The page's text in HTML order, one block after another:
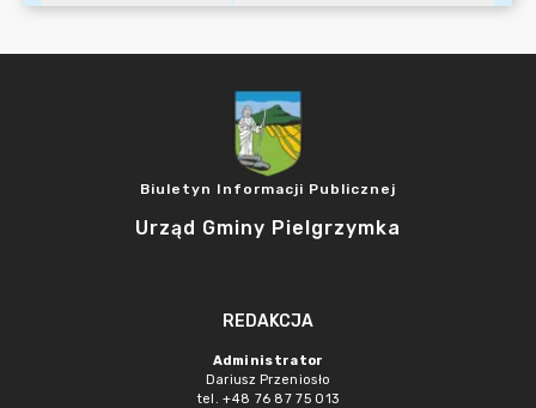
Biuletyn Informacji Publicznej
Urząd Gminy Pielgrzymka
REDAKCJA
Administrator
Dariusz Przeniosło
tel. +48 76 87 75 013